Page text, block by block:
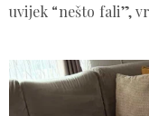
uvijek “nešto fali”,